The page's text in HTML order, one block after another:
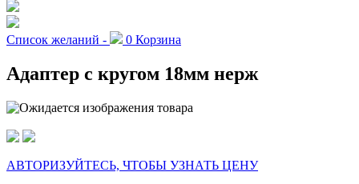
Список желаний - 0 Корзина
Адаптер с кругом 18мм нерж
АВТОРИЗУЙТЕСЬ, ЧТОБЫ УЗНАТЬ ЦЕНУ